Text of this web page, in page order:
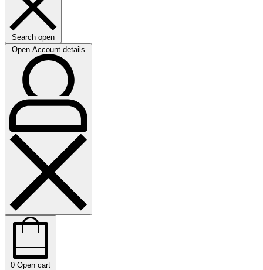
Search open
Open Account details
0 Open cart